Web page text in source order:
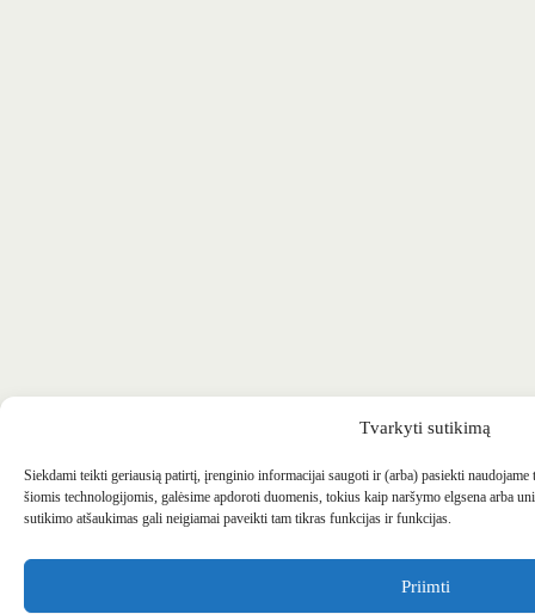
Tvarkyti sutikimą
Siekdami teikti geriausią patirtį, įrenginio informacijai saugoti ir (arba) pasiekti
šiomis technologijomis, galėsime apdoroti duomenis, tokius kaip naršymo elgsena arba
sutikimo atšaukimas gali neigiamai paveikti tam tikras funkcijas ir funkcijas.
Priimti